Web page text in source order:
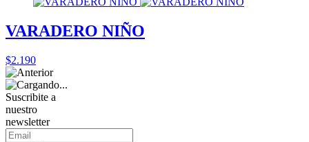
VARADERO NIÑO
$2.190
Suscribite a
nuestro
newsletter